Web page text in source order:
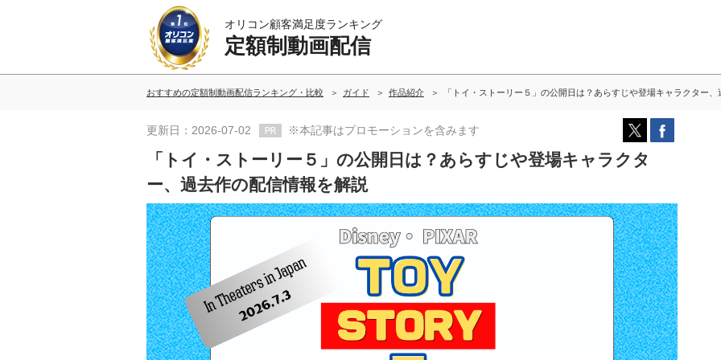
オリコン顧客満足度ランキング
定額制動画配信
おすすめの定額制動画配信ランキング・比較 ガイド 作品紹介 「トイ・ストーリー５」の公開日は？あらすじや登場キャラクター
更新日：2026-07-02 ※本記事はプロモーションを含みます
「トイ・ストーリー５」の公開日は？あらすじや登場キャラクタ
ー、過去作の配信情報を解説